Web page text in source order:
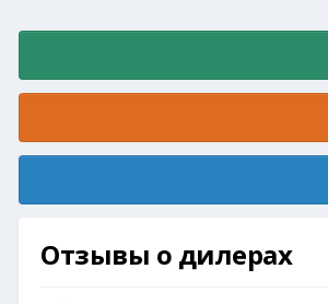
Отзывы о дилерах